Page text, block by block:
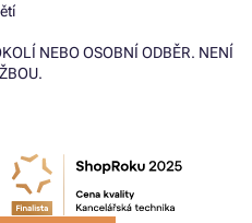
NEBO OSOBNÍ ODBĚR. NENÍ